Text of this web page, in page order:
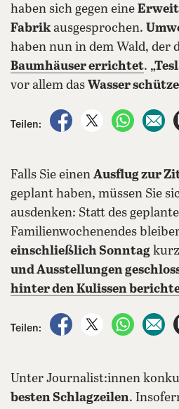
haben sich gegen eine
Fabrikausgesprochen.
haben nun in dem Wald, der
Baumhäuser errichtet.
vor allem das Wasser
Teilen:
auf Facebook teilen
auf X teilen
per
Falls Sie einen Ausflug zur
geplant haben, müssen Sie
ausdenken: Statt des
Familienwochenendes
einschließlich Sonntag
und Ausstellungen
hinter den Kulissen
Teilen:
auf Facebook teilen
auf X teilen
per
Unter Journalist:innen
besten Schlagzeilen.